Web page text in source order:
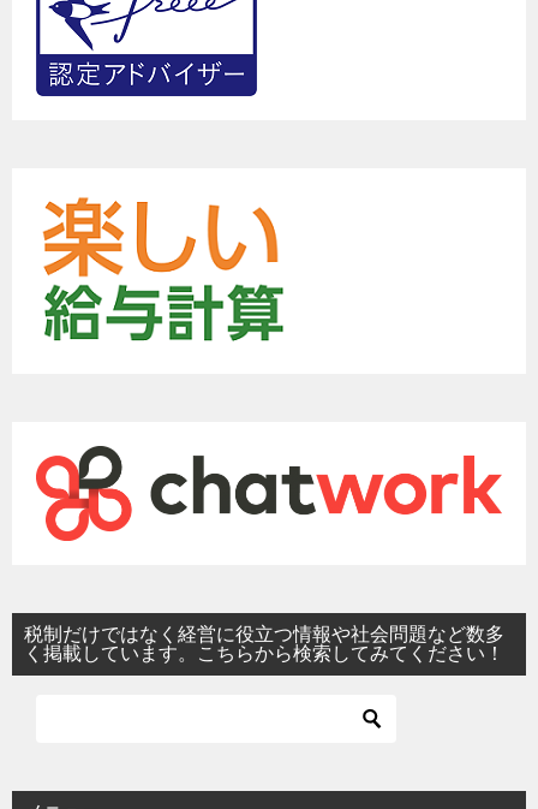
税制だけではなく経営に役立つ情報や社会問題など数多
く掲載しています。こちらから検索してみてください！